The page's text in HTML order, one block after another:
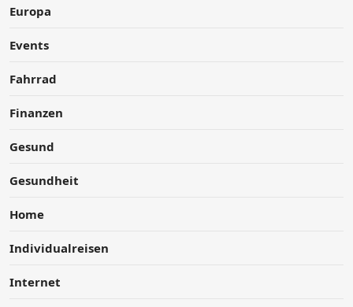
Europa
Events
Fahrrad
Finanzen
Gesund
Gesundheit
Home
Individualreisen
Internet